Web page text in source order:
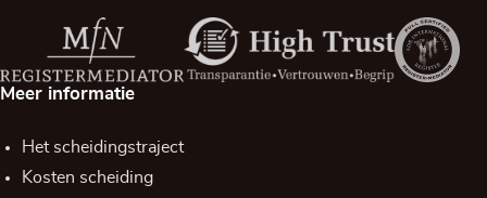
Meer informatie
Het scheidingstraject
Kosten scheiding